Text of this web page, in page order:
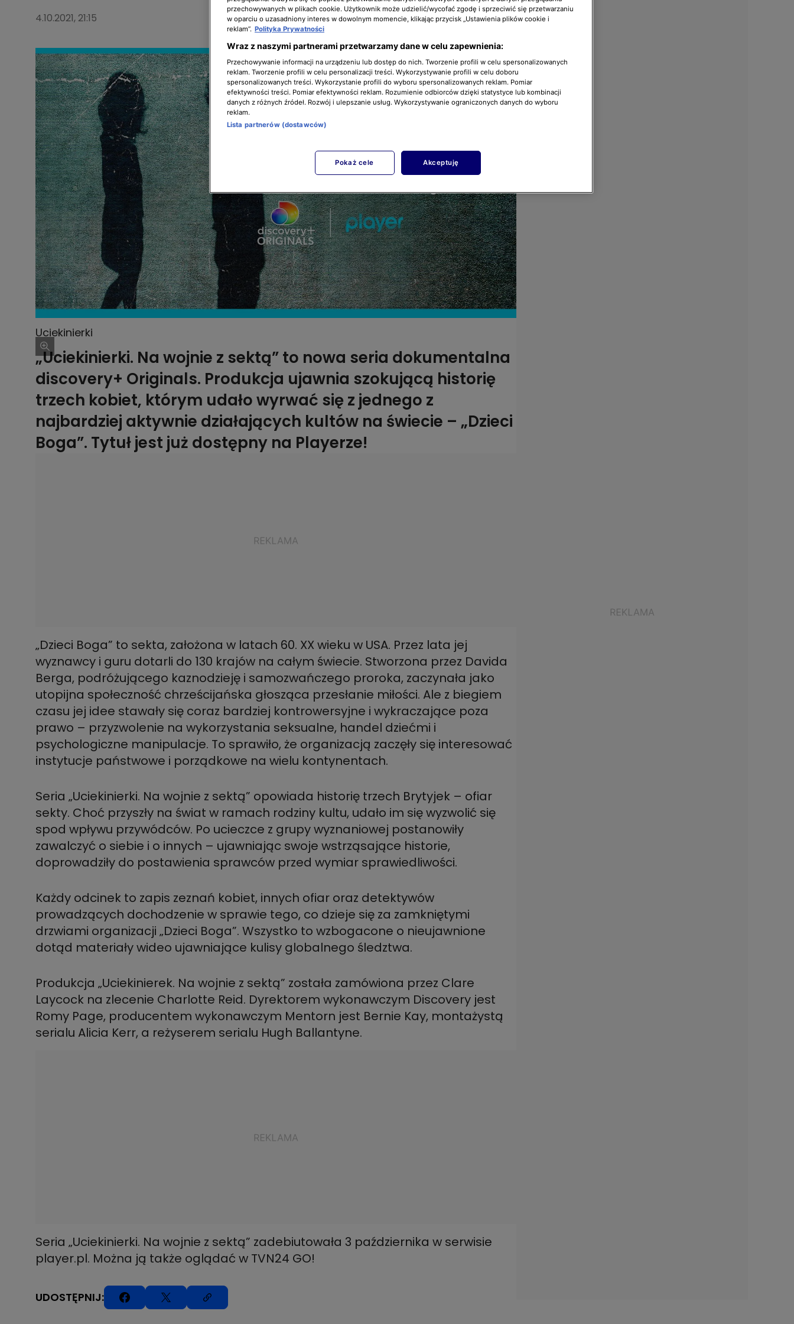
4.10.2021, 21:15
Uciekinierki
„Uciekinierki. Na wojnie z sektą” to nowa seria dokumentalna
discovery+ Originals. Produkcja ujawnia szokującą historię
trzech kobiet, którym udało wyrwać się z jednego z
najbardziej aktywnie działających kultów na świecie – „Dzieci
Boga”. Tytuł jest już dostępny na Playerze!
„Dzieci Boga” to sekta, założona w latach 60. XX wieku w USA. Przez lata jej
wyznawcy i guru dotarli do 130 krajów na całym świecie. Stworzona przez Davida
Berga, podróżującego kaznodzieję i samozwańczego proroka, zaczynała jako
utopijna społeczność chrześcijańska głosząca przesłanie miłości. Ale z biegiem
czasu jej idee stawały się coraz bardziej kontrowersyjne i wykraczające poza
prawo – przyzwolenie na wykorzystania seksualne, handel dziećmi i
psychologiczne manipulacje. To sprawiło, że organizacją zaczęły się interesować
instytucje państwowe i porządkowe na wielu kontynentach.
Seria „Uciekinierki. Na wojnie z sektą” opowiada historię trzech Brytyjek – ofiar
sekty. Choć przyszły na świat w ramach rodziny kultu, udało im się wyzwolić się
spod wpływu przywódców. Po ucieczce z grupy wyznaniowej postanowiły
zawalczyć o siebie i o innych – ujawniając swoje wstrząsające historie,
doprowadziły do postawienia sprawców przed wymiar sprawiedliwości.
Każdy odcinek to zapis zeznań kobiet, innych ofiar oraz detektywów
prowadzących dochodzenie w sprawie tego, co dzieje się za zamkniętymi
drzwiami organizacji „Dzieci Boga”. Wszystko to wzbogacone o nieujawnione
dotąd materiały wideo ujawniające kulisy globalnego śledztwa.
Produkcja „Uciekinierek. Na wojnie z sektą” została zamówiona przez Clare
Laycock na zlecenie Charlotte Reid. Dyrektorem wykonawczym Discovery jest
Romy Page, producentem wykonawczym Mentorn jest Bernie Kay, montażystą
serialu Alicia Kerr, a reżyserem serialu Hugh Ballantyne.
Seria „Uciekinierki. Na wojnie z sektą” zadebiutowała 3 października w serwisie
player.pl. Można ją także oglądać w TVN24 GO!
UDOSTĘPNIJ:
przechowywanych w plikach cookie. Użytkownik może udzielić/wycofać zgodę i sprzeciwić się przetwarzaniu
w oparciu o uzasadniony interes w dowolnym momencie, klikając przycisk „Ustawienia plików cookie i
reklam”. Polityka Prywatności
Wraz z naszymi partnerami przetwarzamy dane w celu zapewnienia:
Przechowywanie informacji na urządzeniu lub dostęp do nich. Tworzenie profili w celu spersonalizowanych
reklam. Tworzenie profili w celu personalizacji treści. Wykorzystywanie profili w celu doboru
spersonalizowanych treści. Wykorzystanie profili do wyboru spersonalizowanych reklam. Pomiar
efektywności treści. Pomiar efektywności reklam. Rozumienie odbiorców dzięki statystyce lub kombinacji
danych z różnych źródeł. Rozwój i ulepszanie usług. Wykorzystywanie ograniczonych danych do wyboru
reklam.
Lista partnerów (dostawców)
Pokaż cele Akceptuję